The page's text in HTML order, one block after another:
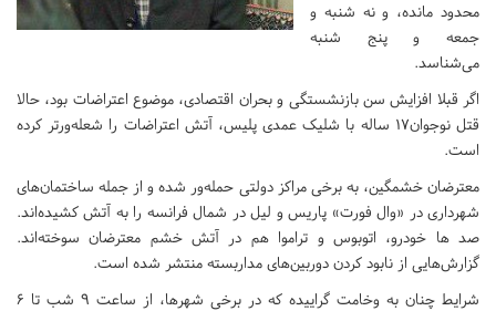
محدود مانده، و نه شنبه و
جمعه و پنج شنبه‌
می‌شناسد.
اگر قبلا افزایش سن بازنشستگی و بحران اقتصادی، موضوع اعتراضات بود، حالا
قتل نوجوان۱۷ ساله با شلیک عمدی پلیس، آتش اعتراضات را شعله‌ورتر کرده
است.
معترضان خشمگین، به برخی مراکز دولتی حمله‌ور شده و از جمله ساختمان‌های
شهرداری در «وال فورت» پاریس و لیل در شمال فرانسه را به آتش کشیده‌اند.
صد ها خودرو، اتوبوس‌ و تراموا هم در آتش خشم معترضان سوخته‌اند.
گزارش‌هایی از نابود کردن دوربین‌های مداربسته منتشر شده است.
شرایط چنان به وخامت گراییده که در برخی شهرها، از ساعت ۹ شب تا ۶